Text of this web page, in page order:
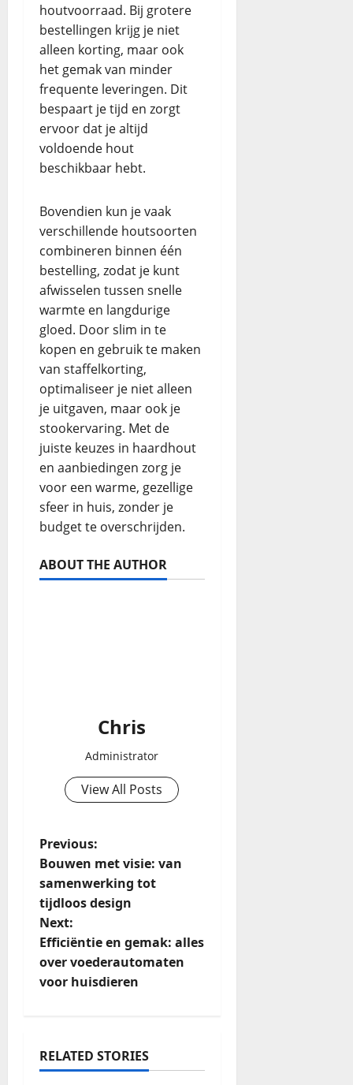
houtvoorraad. Bij grotere
bestellingen krijg je niet
alleen korting, maar ook
het gemak van minder
frequente leveringen. Dit
bespaart je tijd en zorgt
ervoor dat je altijd
voldoende hout
beschikbaar hebt.
Bovendien kun je vaak
verschillende houtsoorten
combineren binnen één
bestelling, zodat je kunt
afwisselen tussen snelle
warmte en langdurige
gloed. Door slim in te
kopen en gebruik te maken
van staffelkorting,
optimaliseer je niet alleen
je uitgaven, maar ook je
stookervaring. Met de
juiste keuzes in haardhout
en aanbiedingen zorg je
voor een warme, gezellige
sfeer in huis, zonder je
budget te overschrijden.
ABOUT THE AUTHOR
Chris
Administrator
View All Posts
Previous:
Bouwen met visie: van
samenwerking tot
tijdloos design
Next:
Efficiëntie en gemak: alles
over voederautomaten
voor huisdieren
RELATED STORIES